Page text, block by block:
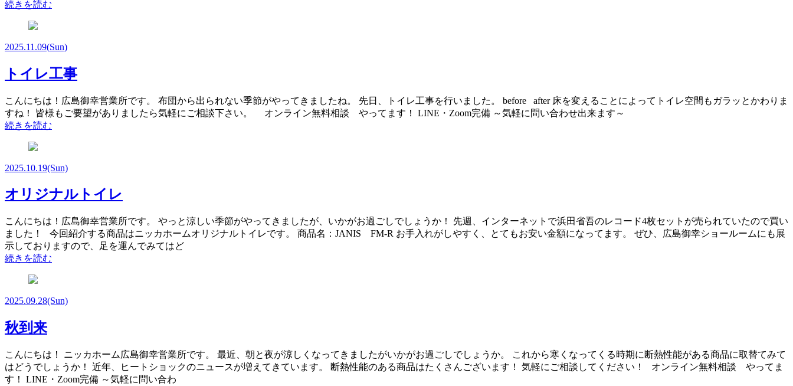
続きを読む
2025.11.09(Sun)
トイレ工事
こんにちは！広島御幸営業所です。 布団から出られない季節がやってきましたね。 先日、トイレ工事を行いました。 before after 床を変えることによってトイレ空間もガラッとかわりま
すね！ 皆様もご要望がありましたら気軽にご相談下さい。 オンライン無料相談 やってます！ LINE・Zoom完備 ～気軽に問い合わせ出来ます～
続きを読む
2025.10.19(Sun)
オリジナルトイレ
こんにちは！広島御幸営業所です。 やっと涼しい季節がやってきましたが、いかがお過ごしでしょうか！ 先週、インターネットで浜田省吾のレコード4枚セットが売られていたので買い
ました！ 今回紹介する商品はニッカホームオリジナルトイレです。 商品名：JANIS FM-R お手入れがしやすく、とてもお安い金額になってます。 ぜひ、広島御幸ショールームにも展
示しておりますので、足を運んでみてはど
続きを読む
2025.09.28(Sun)
秋到来
こんにちは！ ニッカホーム広島御幸営業所です。 最近、朝と夜が涼しくなってきましたがいかがお過ごしでしょうか。 これから寒くなってくる時期に断熱性能がある商品に取替てみて
はどうでしょうか！ 近年、ヒートショックのニュースが増えてきています。 断熱性能のある商品はたくさんございます！ 気軽にご相談してください！ オンライン無料相談 やってま
す！ LINE・Zoom完備 ～気軽に問い合わ